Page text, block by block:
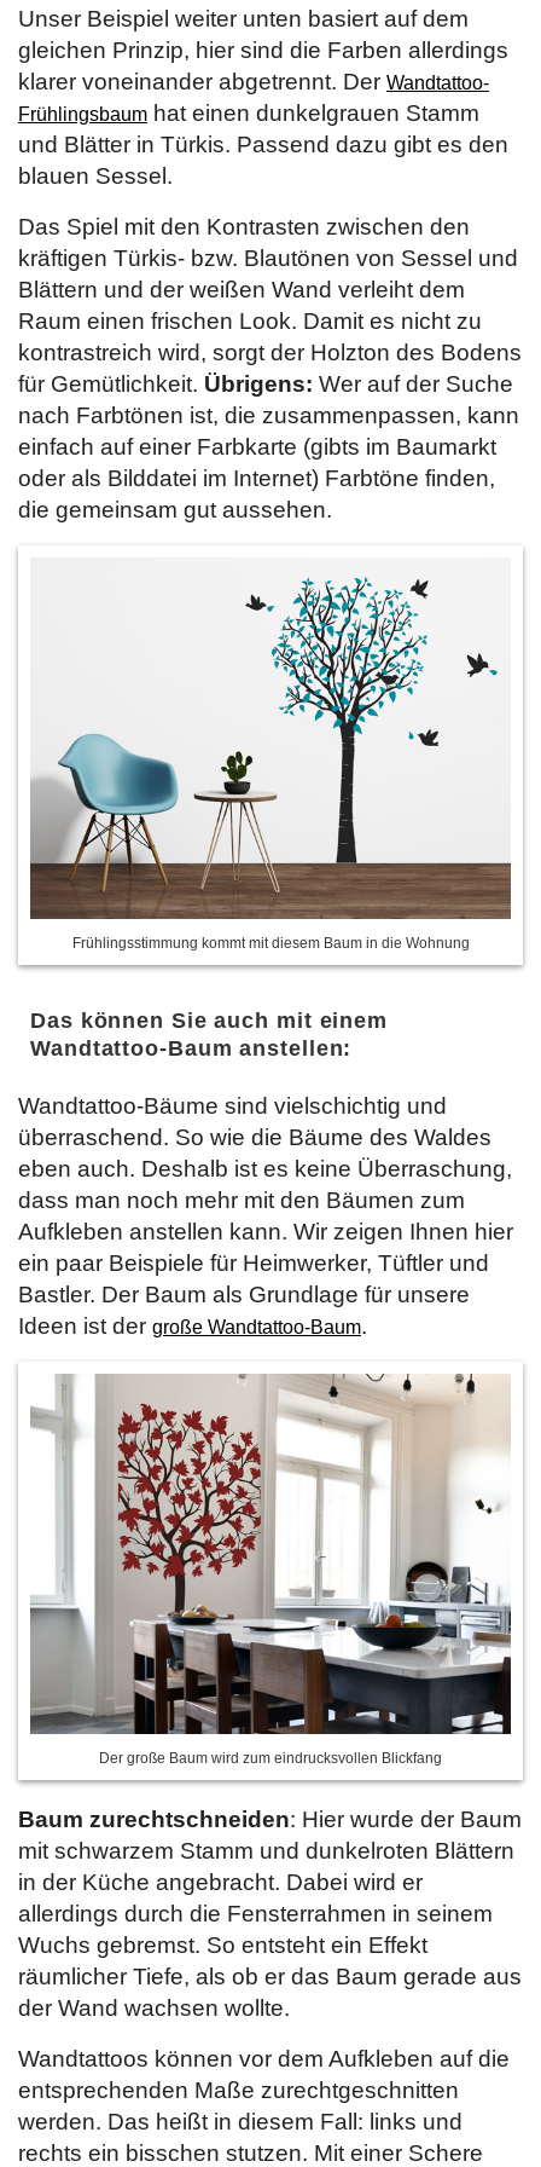
Unser Beispiel weiter unten basiert auf dem
gleichen Prinzip, hier sind die Farben allerdings
klarer voneinander abgetrennt. Der Wandtattoo-
Frühlingsbaum hat einen dunkelgrauen Stamm
und Blätter in Türkis. Passend dazu gibt es den
blauen Sessel.
Das Spiel mit den Kontrasten zwischen den
kräftigen Türkis- bzw. Blautönen von Sessel und
Blättern und der weißen Wand verleiht dem
Raum einen frischen Look. Damit es nicht zu
kontrastreich wird, sorgt der Holzton des Bodens
für Gemütlichkeit. Übrigens: Wer auf der Suche
nach Farbtönen ist, die zusammenpassen, kann
einfach auf einer Farbkarte (gibts im Baumarkt
oder als Bilddatei im Internet) Farbtöne finden,
die gemeinsam gut aussehen.
Frühlingsstimmung kommt mit diesem Baum in die Wohnung
Das können Sie auch mit einem
Wandtattoo-Baum anstellen:
Wandtattoo-Bäume sind vielschichtig und
überraschend. So wie die Bäume des Waldes
eben auch. Deshalb ist es keine Überraschung,
dass man noch mehr mit den Bäumen zum
Aufkleben anstellen kann. Wir zeigen Ihnen hier
ein paar Beispiele für Heimwerker, Tüftler und
Bastler. Der Baum als Grundlage für unsere
Ideen ist der große Wandtattoo-Baum.
Der große Baum wird zum eindrucksvollen Blickfang
Baum zurechtschneiden: Hier wurde der Baum
mit schwarzem Stamm und dunkelroten Blättern
in der Küche angebracht. Dabei wird er
allerdings durch die Fensterrahmen in seinem
Wuchs gebremst. So entsteht ein Effekt
räumlicher Tiefe, als ob er das Baum gerade aus
der Wand wachsen wollte.
Wandtattoos können vor dem Aufkleben auf die
entsprechenden Maße zurechtgeschnitten
werden. Das heißt in diesem Fall: links und
rechts ein bisschen stutzen. Mit einer Schere